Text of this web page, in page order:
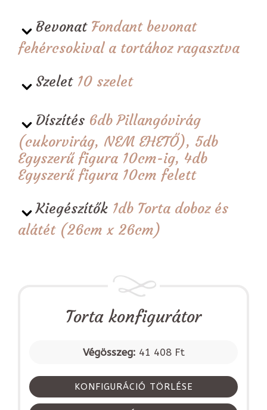
Bevonat Fondant bevonat
fehércsokival a tortához ragasztva
Szelet 10 szelet
Díszítés 6db Pillangóvirág
(cukorvirág, NEM EHETŐ), 5db
Egyszerű figura 10cm-ig, 4db
Egyszerű figura 10cm felett
Kiegészítők 1db Torta doboz és
alátét (26cm x 26cm)
Torta konfigurátor
Végösszeg: 41 408 Ft
KONFIGURÁCIÓ TÖRLÉSE